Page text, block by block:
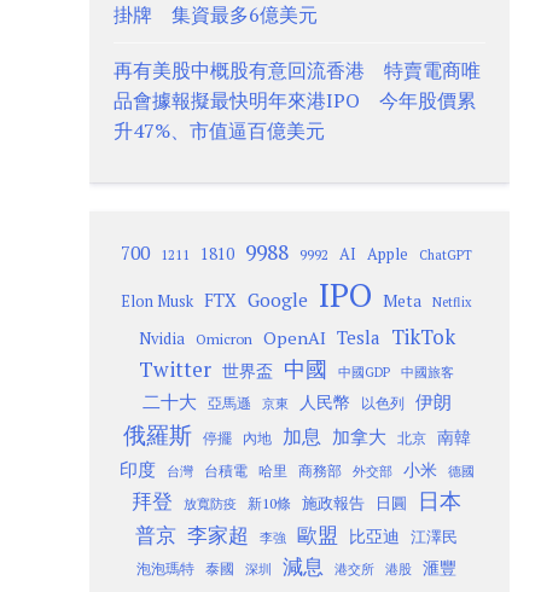
掛牌 集資最多6億美元
再有美股中概股有意回流香港 特賣電商唯
品會據報擬最快明年來港IPO 今年股價累
升47%、市值逼百億美元
700 1211 1810 9988 9992 AI Apple ChatGPT
Elon Musk FTX Google IPO Meta Netflix
Nvidia Omicron OpenAI Tesla TikTok
Twitter 世界盃 中國 中國GDP 中國旅客
二十大 亞馬遜 京東 人民幣 以色列 伊朗
俄羅斯 停擺 內地 加息 加拿大 北京
南韓
印度
台灣 台積電 哈里 商務部 外交部 小米 德國
拜登 放寬防疫 新10條 施政報告 日圓 日本
普京 李家超 李強 歐盟 比亞迪 江澤民
泡泡瑪特 泰國 深圳 減息 港交所 港股 滙豐